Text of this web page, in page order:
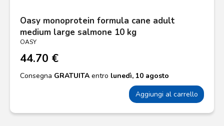
Oasy monoprotein formula cane adult
medium large salmone 10 kg
OASY
44.70 €
Consegna GRATUITA entro lunedì, 10 agosto
Aggiungi al carrello